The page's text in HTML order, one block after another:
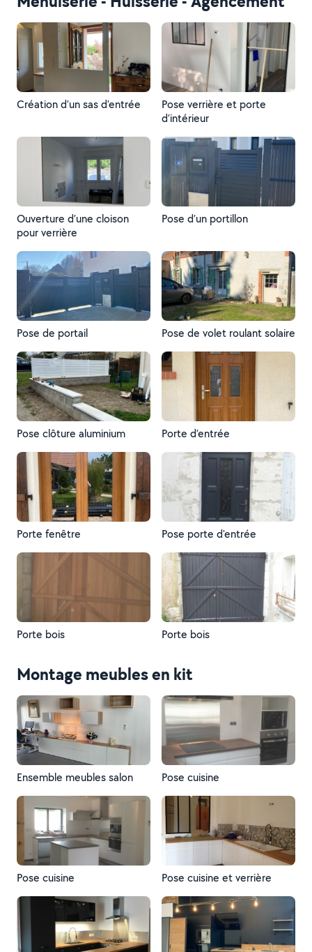
Création d’un sas d’entrée
Pose verrière et porte
d’intérieur
Ouverture d’une cloison
pour verrière
Pose d’un portillon
Pose de portail Pose de volet roulant solaire
Pose clôture aluminium Porte d’entrée
Porte fenêtre Pose porte d'entrée
Porte bois Porte bois
Montage meubles en kit
Ensemble meubles salon Pose cuisine
Pose cuisine Pose cuisine et verrière